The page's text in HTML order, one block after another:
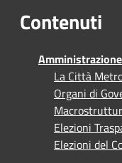
Contenuti
Amministrazione
La Città
Organi di
Elezioni
Elezioni del